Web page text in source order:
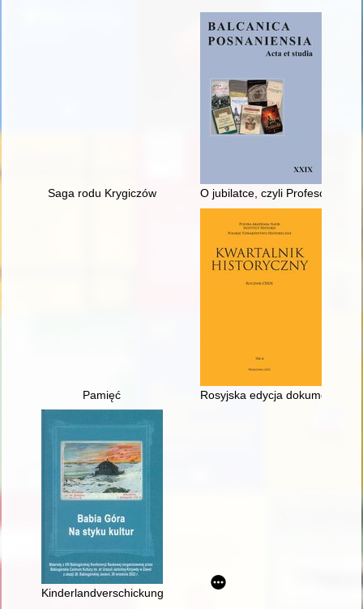
Saga rodu Krygiczów O jubilatce, czyli Profesor
Pamięć Rosyjska edycja dokumentów
Kinderlandverschickung w Zawoi : historia pewnych zdjęć z